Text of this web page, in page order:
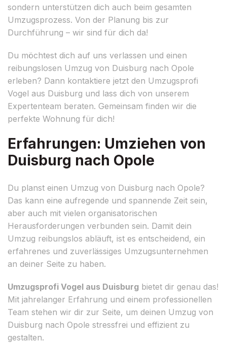
sondern unterstützen dich auch beim gesamten
Umzugsprozess. Von der Planung bis zur
Durchführung – wir sind für dich da!
Du möchtest dich auf uns verlassen und einen
reibungslosen Umzug von Duisburg nach Opole
erleben? Dann kontaktiere jetzt den Umzugsprofi
Vogel aus Duisburg und lass dich von unserem
Expertenteam beraten. Gemeinsam finden wir die
perfekte Wohnung für dich!
Erfahrungen: Umziehen von
Duisburg nach Opole
Du planst einen Umzug von Duisburg nach Opole?
Das kann eine aufregende und spannende Zeit sein,
aber auch mit vielen organisatorischen
Herausforderungen verbunden sein. Damit dein
Umzug reibungslos abläuft, ist es entscheidend, ein
erfahrenes und zuverlässiges Umzugsunternehmen
an deiner Seite zu haben.
Umzugsprofi Vogel aus Duisburg bietet dir genau das!
Mit jahrelanger Erfahrung und einem professionellen
Team stehen wir dir zur Seite, um deinen Umzug von
Duisburg nach Opole stressfrei und effizient zu
gestalten.